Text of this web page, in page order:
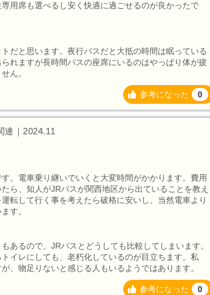
用席も選べるし安く快適に過ごせるのが良かったで
だと思います。夜行バスだと大抵の時間は眠っている
れますが長時間バスの座席にいるのはやっぱり体が疲
ん。
参考になった 0
連｜2024.11
。電車乗り継いでいくと大変時間がかかります。費用
ら、知人がJRバスが関西地区から出ていることを教え
転して行く事を考えたら破格に安いし、当然電車より
す。
あるので、JRバスとどうしても比較してしまいます。
イレにしても、老朽化しているのが目立ちます。私
、物足りないと感じる人もいるようではあります。
参考になった 0